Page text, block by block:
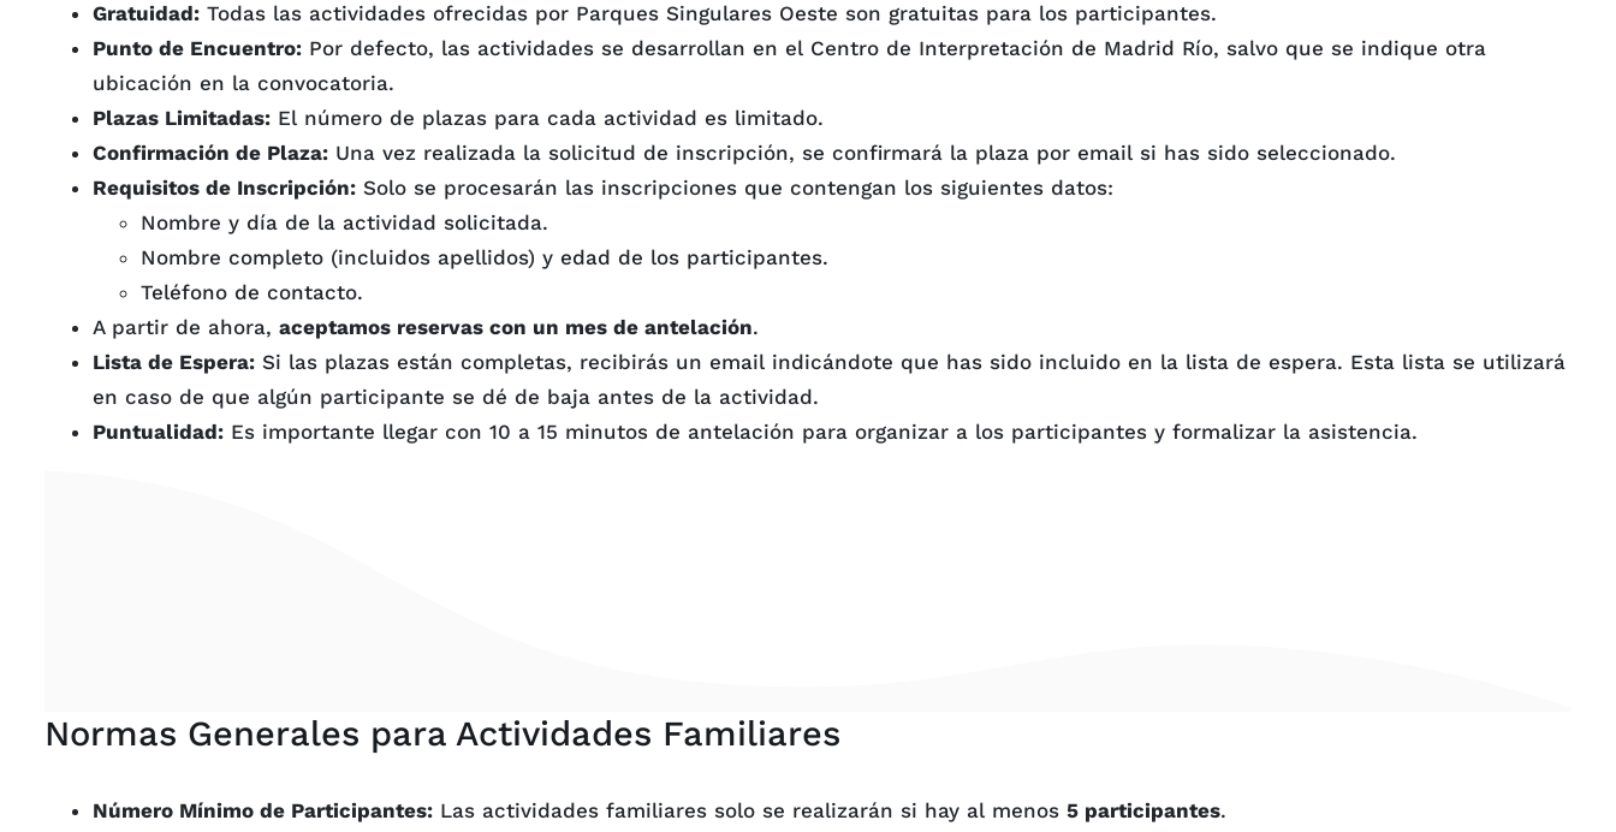
Gratuidad:Todas las actividades ofrecidas por Parques Singulares Oeste son gratuitas para los participantes.
Punto de Encuentro:Por defecto, las actividades se desarrollan en el Centro de Interpretación de Madrid Río, salvo que se indique otra
ubicación en la convocatoria.
Plazas Limitadas:El número de plazas para cada actividad es limitado.
Confirmación de Plaza:Una vez realizada la solicitud de inscripción, se confirmará la plaza por email si has sido seleccionado.
Requisitos de Inscripción:Solo se procesarán las inscripciones que contengan los siguientes datos:
Nombre y día de la actividad solicitada.
Nombre completo (incluidos apellidos) y edad de los participantes.
Teléfono de contacto.
A partir de ahora, aceptamos reservas con un mes de antelación.
Lista de Espera:Si las plazas están completas, recibirás un email indicándote que has sido incluido en la lista de espera. Esta lista se utilizará
en caso de que algún participante se dé de baja antes de la actividad.
Puntualidad:Es importante llegar con 10 a 15 minutos de antelación para organizar a los participantes y formalizar la asistencia.
Normas Generales para Actividades Familiares
Número Mínimo de Participantes:Las actividades familiares solo se realizarán si hay al menos 5 participantes.